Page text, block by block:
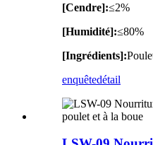
[Cendre]:≤2%
[Humidité]:≤80%
[Ingrédients]:
enquêtedétail